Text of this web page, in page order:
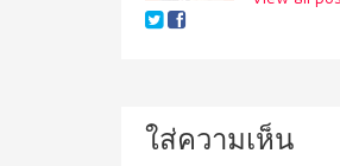
ใส่ความเห็น